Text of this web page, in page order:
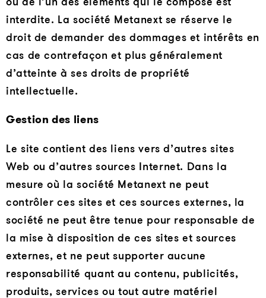
interdite. La société Metanext se réserve le
droit de demander des dommages et intérêts en
cas de contrefaçon et plus généralement
d’atteinte à ses droits de propriété
intellectuelle.
Gestion des liens
Le site contient des liens vers d’autres sites
Web ou d’autres sources Internet. Dans la
mesure où la société Metanext ne peut
contrôler ces sites et ces sources externes, la
société ne peut être tenue pour responsable de
la mise à disposition de ces sites et sources
externes, et ne peut supporter aucune
responsabilité quant au contenu, publicités,
produits, services ou tout autre matériel